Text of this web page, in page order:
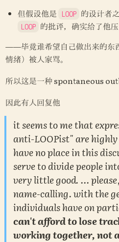
但假设他是
LOOP
LOOP 的批评，确实给了他压
——毕竟谁希望自己做出来的东
情绪）被人家骂。
所以这是一种 spontaneous
因此有人回复他
it seems to me that
anti-LOOPist" are
have no place in this
serve to divide people
very little good. ...
name-calling. with the
individuals have on
can't afford to lose
working together, not